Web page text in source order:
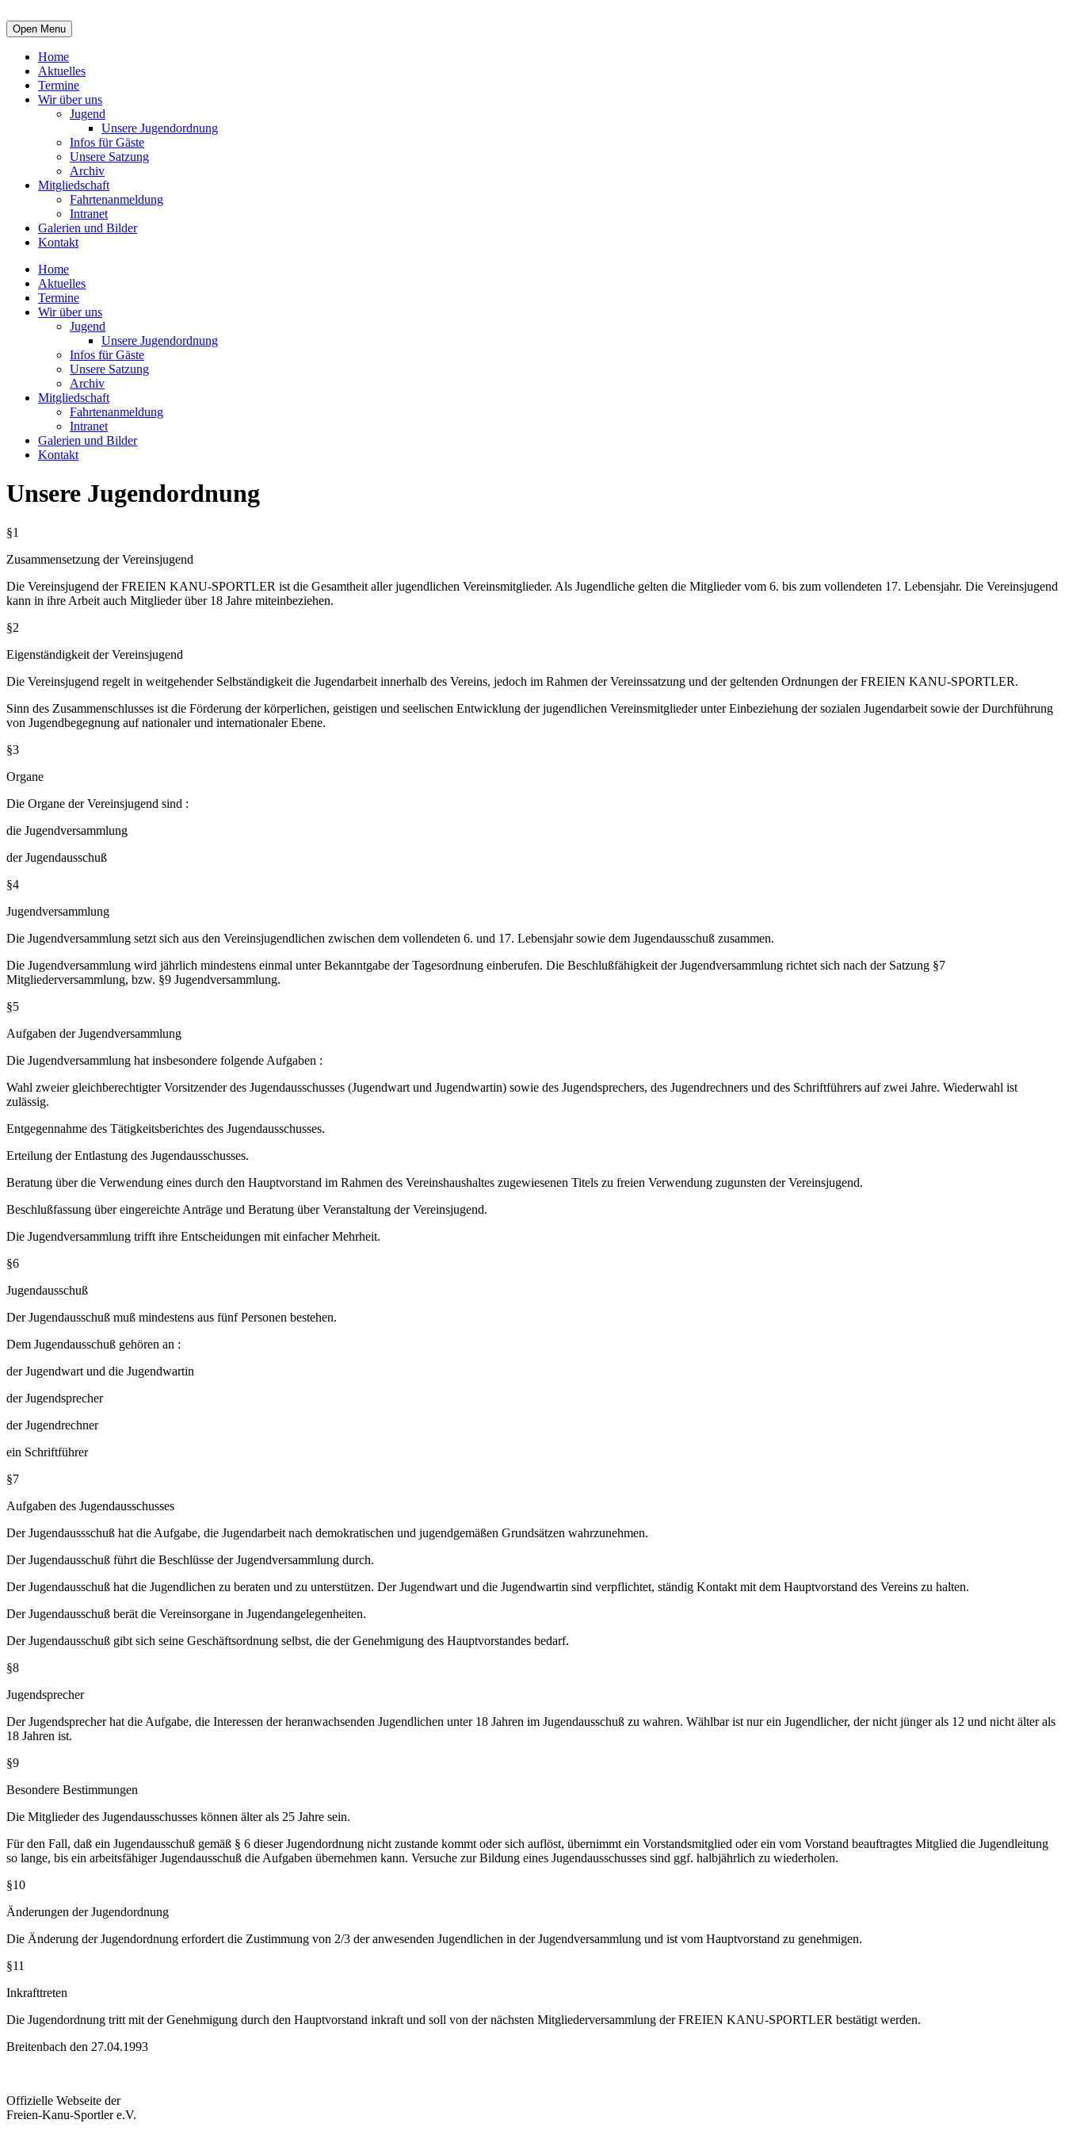
Open Menu
Home
Aktuelles
Termine
Wir über uns
Jugend
Unsere Jugendordnung
Infos für Gäste
Unsere Satzung
Archiv
Mitgliedschaft
Fahrtenanmeldung
Intranet
Galerien und Bilder
Kontakt
Home
Aktuelles
Termine
Wir über uns
Jugend
Unsere Jugendordnung
Infos für Gäste
Unsere Satzung
Archiv
Mitgliedschaft
Fahrtenanmeldung
Intranet
Galerien und Bilder
Kontakt
Unsere Jugendordnung
§1
Zusammensetzung der Vereinsjugend
Die Vereinsjugend der FREIEN KANU-SPORTLER ist die Gesamtheit aller jugendlichen Vereinsmitglieder. Als Jugendliche gelten die Mitglieder vom 6. bis zum vollendeten 17. Lebensjahr. Die Vereinsjugend
kann in ihre Arbeit auch Mitglieder über 18 Jahre miteinbeziehen.
§2
Eigenständigkeit der Vereinsjugend
Die Vereinsjugend regelt in weitgehender Selbständigkeit die Jugendarbeit innerhalb des Vereins, jedoch im Rahmen der Vereinssatzung und der geltenden Ordnungen der FREIEN KANU-SPORTLER.
Sinn des Zusammenschlusses ist die Förderung der körperlichen, geistigen und seelischen Entwicklung der jugendlichen Vereinsmitglieder unter Einbeziehung der sozialen Jugendarbeit sowie der Durchführung
von Jugendbegegnung auf nationaler und internationaler Ebene.
§3
Organe
Die Organe der Vereinsjugend sind :
die Jugendversammlung
der Jugendausschuß
§4
Jugendversammlung
Die Jugendversammlung setzt sich aus den Vereinsjugendlichen zwischen dem vollendeten 6. und 17. Lebensjahr sowie dem Jugendausschuß zusammen.
Die Jugendversammlung wird jährlich mindestens einmal unter Bekanntgabe der Tagesordnung einberufen. Die Beschlußfähigkeit der Jugendversammlung richtet sich nach der Satzung §7
Mitgliederversammlung, bzw. §9 Jugendversammlung.
§5
Aufgaben der Jugendversammlung
Die Jugendversammlung hat insbesondere folgende Aufgaben :
Wahl zweier gleichberechtigter Vorsitzender des Jugendausschusses (Jugendwart und Jugendwartin) sowie des Jugendsprechers, des Jugendrechners und des Schriftführers auf zwei Jahre. Wiederwahl ist
zulässig.
Entgegennahme des Tätigkeitsberichtes des Jugendausschusses.
Erteilung der Entlastung des Jugendausschusses.
Beratung über die Verwendung eines durch den Hauptvorstand im Rahmen des Vereinshaushaltes zugewiesenen Titels zu freien Verwendung zugunsten der Vereinsjugend.
Beschlußfassung über eingereichte Anträge und Beratung über Veranstaltung der Vereinsjugend.
Die Jugendversammlung trifft ihre Entscheidungen mit einfacher Mehrheit.
§6
Jugendausschuß
Der Jugendausschuß muß mindestens aus fünf Personen bestehen.
Dem Jugendausschuß gehören an :
der Jugendwart und die Jugendwartin
der Jugendsprecher
der Jugendrechner
ein Schriftführer
§7
Aufgaben des Jugendausschusses
Der Jugendaussschuß hat die Aufgabe, die Jugendarbeit nach demokratischen und jugendgemäßen Grundsätzen wahrzunehmen.
Der Jugendausschuß führt die Beschlüsse der Jugendversammlung durch.
Der Jugendausschuß hat die Jugendlichen zu beraten und zu unterstützen. Der Jugendwart und die Jugendwartin sind verpflichtet, ständig Kontakt mit dem Hauptvorstand des Vereins zu halten.
Der Jugendausschuß berät die Vereinsorgane in Jugendangelegenheiten.
Der Jugendausschuß gibt sich seine Geschäftsordnung selbst, die der Genehmigung des Hauptvorstandes bedarf.
§8
Jugendsprecher
Der Jugendsprecher hat die Aufgabe, die Interessen der heranwachsenden Jugendlichen unter 18 Jahren im Jugendausschuß zu wahren. Wählbar ist nur ein Jugendlicher, der nicht jünger als 12 und nicht älter als
18 Jahren ist.
§9
Besondere Bestimmungen
Die Mitglieder des Jugendausschusses können älter als 25 Jahre sein.
Für den Fall, daß ein Jugendausschuß gemäß § 6 dieser Jugendordnung nicht zustande kommt oder sich auflöst, übernimmt ein Vorstandsmitglied oder ein vom Vorstand beauftragtes Mitglied die Jugendleitung
so lange, bis ein arbeitsfähiger Jugendausschuß die Aufgaben übernehmen kann. Versuche zur Bildung eines Jugendausschusses sind ggf. halbjährlich zu wiederholen.
§10
Änderungen der Jugendordnung
Die Änderung der Jugendordnung erfordert die Zustimmung von 2/3 der anwesenden Jugendlichen in der Jugendversammlung und ist vom Hauptvorstand zu genehmigen.
§11
Inkrafttreten
Die Jugendordnung tritt mit der Genehmigung durch den Hauptvorstand inkraft und soll von der nächsten Mitgliederversammlung der FREIEN KANU-SPORTLER bestätigt werden.
Breitenbach den 27.04.1993
Offizielle Webseite der
Freien-Kanu-Sportler e.V.